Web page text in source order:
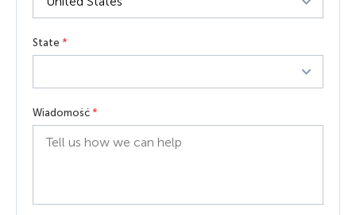
State *
Wiadomość *